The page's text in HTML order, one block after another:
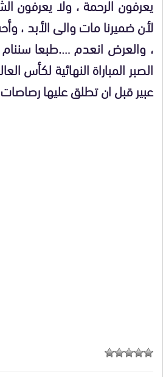
لأن ضميرنا مات والى الأبد ،
، والعرض انعدم ….طبعا
الصبر المباراة النهائية لكأس
عبير قبل ان تطلق عليها